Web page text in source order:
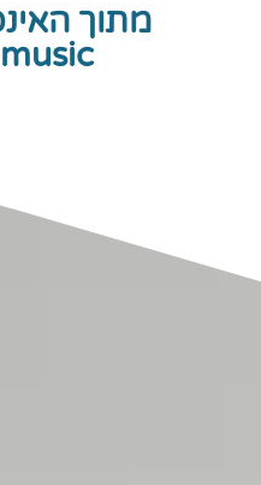
מתוך